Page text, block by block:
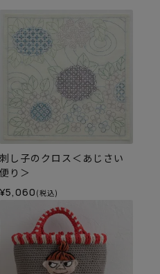
刺し子のクロス＜あじさい
便り＞
¥5,060 (税込)